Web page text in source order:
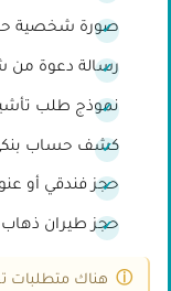
صورة شخصية
رسالة دعوة
نموذج طلب
كشف حساب بنكي لآخر 3 أشهر مختوم وموقّع من البنك
حجز فندقي أو
حجز طيران ذهاب
هناك متطلبات